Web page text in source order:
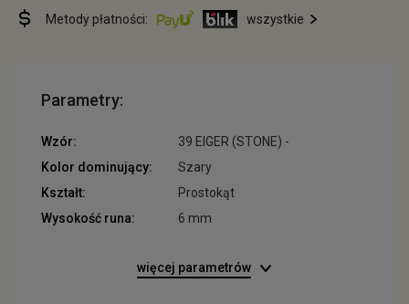
Metody płatności: wszystkie
Parametry:
Wzór:
39 EIGER (STONE) -
Kolor dominujący:
Szary
Kształt:
Prostokąt
Wysokość runa:
6 mm
więcej parametrów